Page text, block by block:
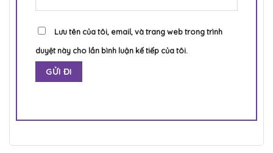
Lưu tên của tôi, email, và trang web trong trình
duyệt này cho lần bình luận kế tiếp của tôi.